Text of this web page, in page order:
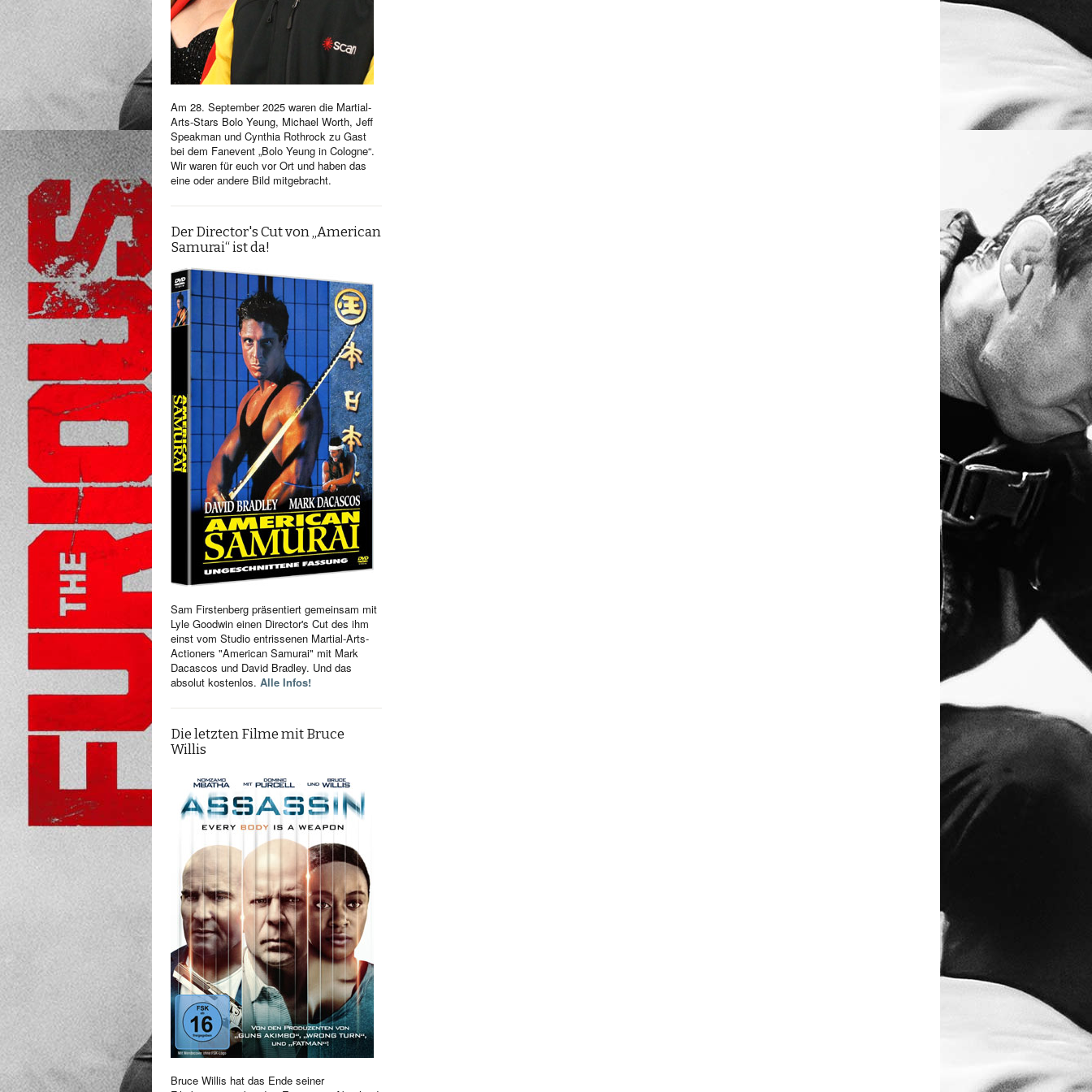
Am 28. September 2025 waren die Martial-
Arts-Stars Bolo Yeung, Michael Worth, Jeff
Speakman und Cynthia Rothrock zu Gast
bei dem Fanevent „Bolo Yeung in Cologne“.
Wir waren für euch vor Ort und haben das
eine oder andere Bild mitgebracht.
Der Director's Cut von „American
Samurai“ ist da!
Sam Firstenberg präsentiert gemeinsam mit
Lyle Goodwin einen Director's Cut des ihm
einst vom Studio entrissenen Martial-Arts-
Actioners "American Samurai" mit Mark
Dacascos und David Bradley. Und das
absolut kostenlos. Alle Infos!
Die letzten Filme mit Bruce
Willis
Bruce Willis hat das Ende seiner